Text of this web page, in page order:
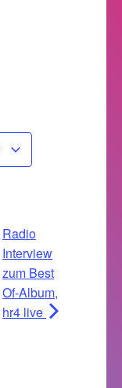
Radio
Interview
zum Best
Of-Album,
hr4 live